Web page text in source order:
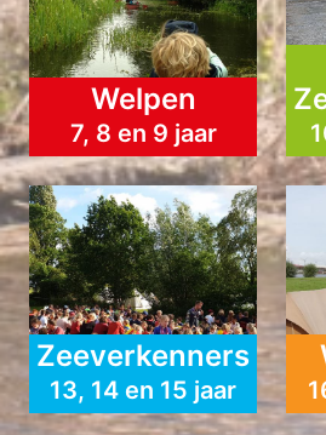
Welpen
7, 8 en 9 jaar
Zeeverkenners
13, 14 en 15 jaar